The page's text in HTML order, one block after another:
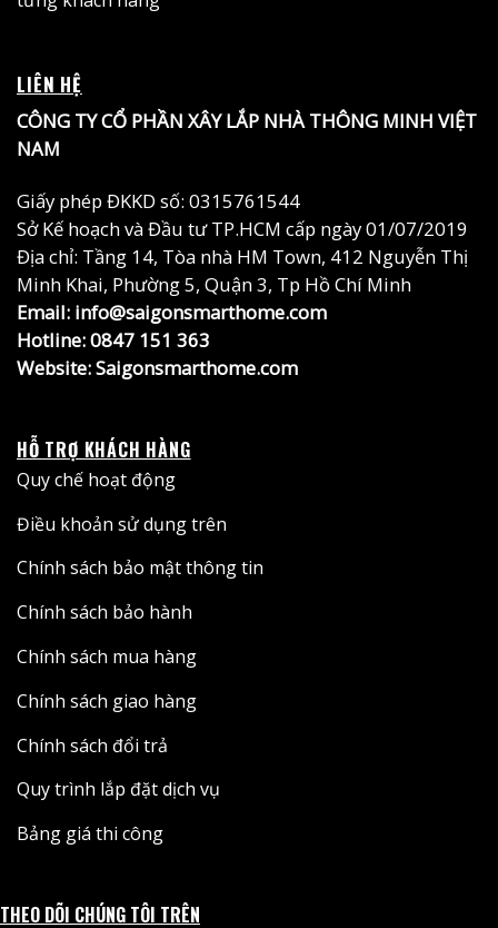
LIÊN HỆ
CÔNG TY CỔ PHẦN XÂY LẮP NHÀ THÔNG MINH VIỆT
NAM
Giấy phép ĐKKD số: 0315761544
Sở Kế hoạch và Đầu tư TP.HCM cấp ngày 01/07/2019
Địa chỉ: Tầng 14, Tòa nhà HM Town, 412 Nguyễn Thị
Minh Khai, Phường 5, Quận 3, Tp Hồ Chí Minh
Email: info@saigonsmarthome.com
Hotline:0847 151 363
Website:Saigonsmarthome.com
HỖ TRỢ KHÁCH HÀNG
Quy chế hoạt động
Điều khoản sử dụng trên
Chính sách bảo mật thông tin
Chính sách bảo hành
Chính sách mua hàng
Chính sách giao hàng
Chính sách đổi trả
Quy trình lắp đặt dịch vụ
Bảng giá thi công
THEO DÕI CHÚNG TÔI TRÊN